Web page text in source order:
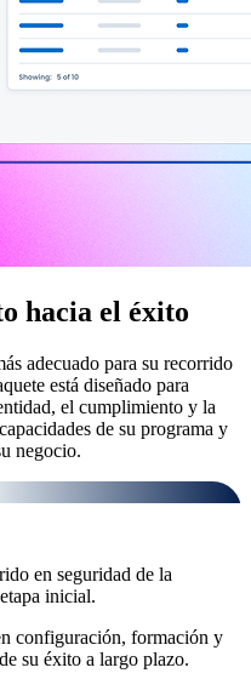
hacia el éxito
adecuado para su recorrido
está diseñado para
el cumplimiento y la
de su programa y
negocio.
en seguridad de la
inicial.
configuración, formación y
su éxito a largo plazo.